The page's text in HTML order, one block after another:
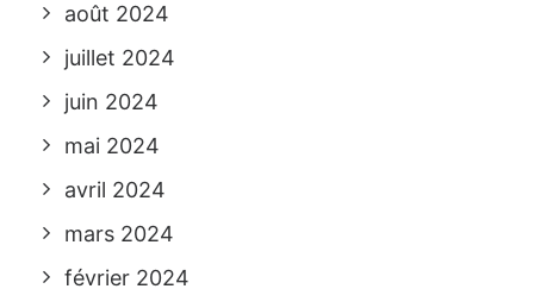
août 2024
juillet 2024
juin 2024
mai 2024
avril 2024
mars 2024
février 2024